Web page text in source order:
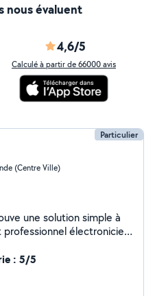
nous évaluent
4,6/5
Calculé à partir de 66000 avis
Particulier
(Centre Ville)
une solution simple à
électronicien
d un collègue
de meubles
: 5/5